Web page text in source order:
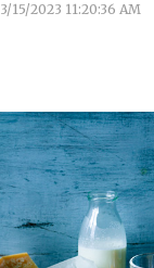
3/15/2023 11:20:36 AM